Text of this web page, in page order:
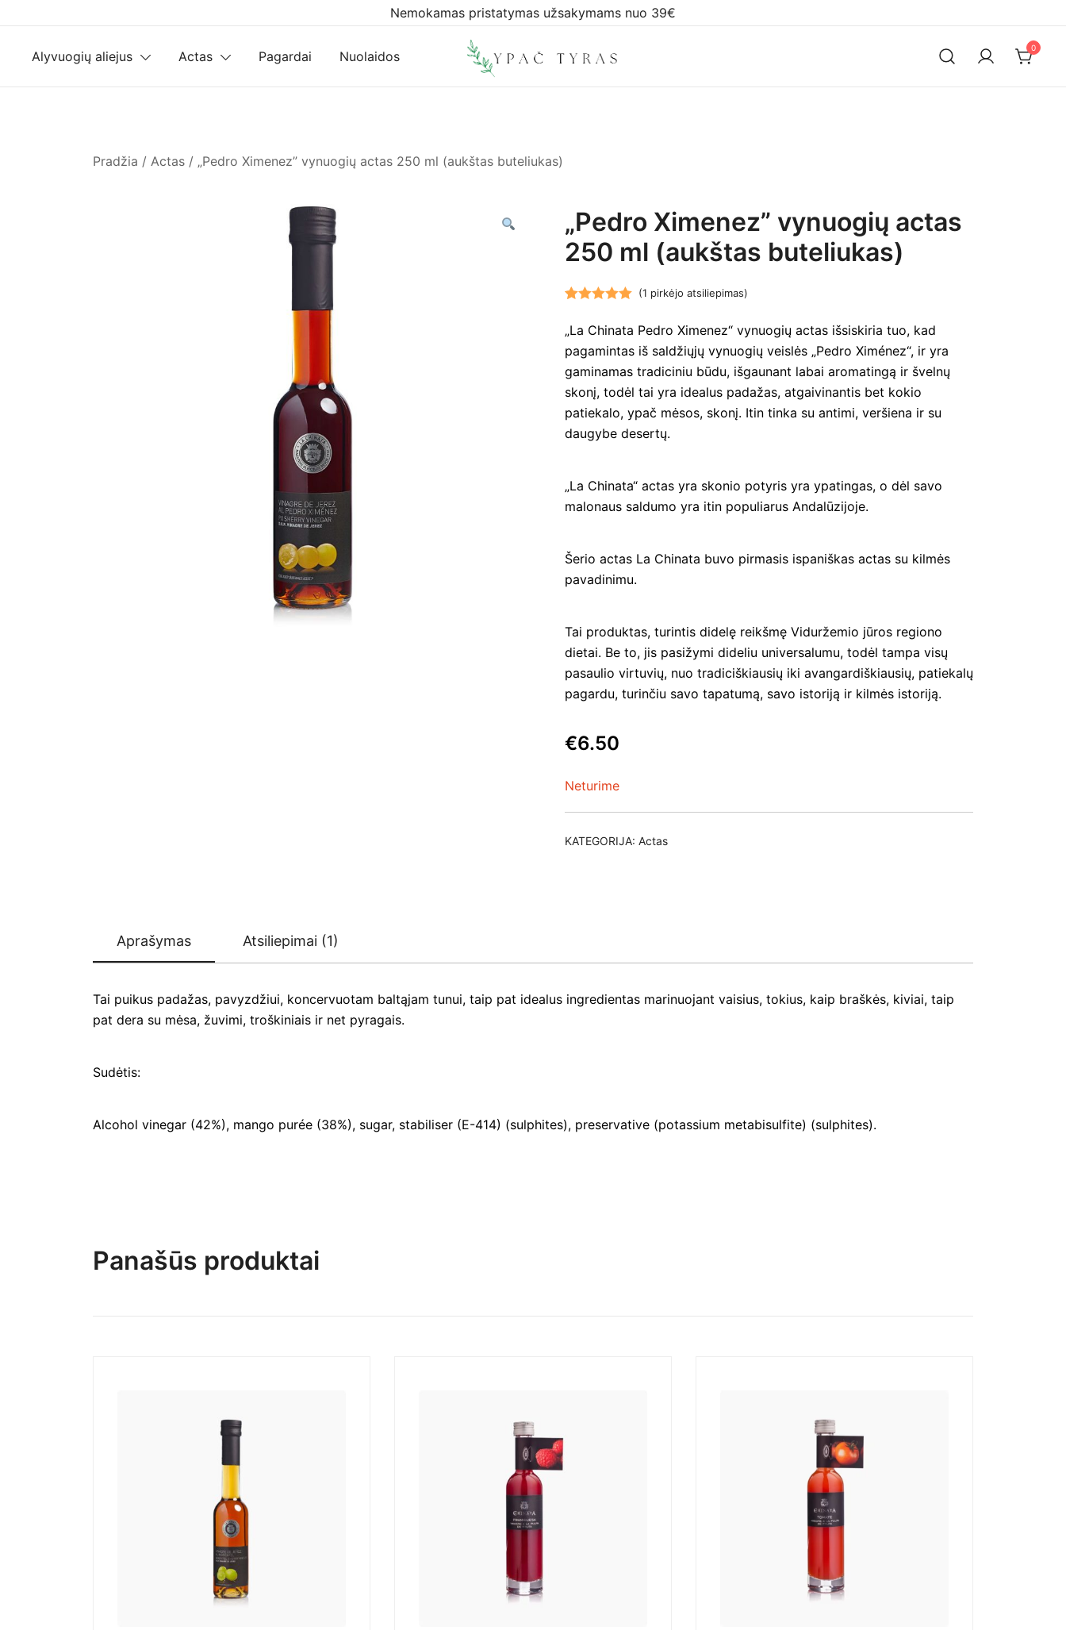
content
Nemokamas pristatymas užsakymams nuo 39€
Alyvuogių aliejus Actas Pagardai Nuolaidos
0
Pradžia / Actas / „Pedro Ximenez” vynuogių actas 250 ml (aukštas buteliukas)
„Pedro Ximenez” vynuogių actas
250 ml (aukštas buteliukas)
5.00 iš 5
(viso
įvertinimų:)
(1 pirkėjo atsiliepimas)
„La Chinata Pedro Ximenez“ vynuogių actas išsiskiria tuo, kad
pagamintas iš saldžiųjų vynuogių veislės „Pedro Ximénez“, ir yra
gaminamas tradiciniu būdu, išgaunant labai aromatingą ir švelnų
skonį, todėl tai yra idealus padažas, atgaivinantis bet kokio
patiekalo, ypač mėsos, skonį. Itin tinka su antimi, veršiena ir su
daugybe desertų.
„La Chinata“ actas yra skonio potyris yra ypatingas, o dėl savo
malonaus saldumo yra itin populiarus Andalūzijoje.
Šerio actas La Chinata buvo pirmasis ispaniškas actas su kilmės
pavadinimu.
Tai produktas, turintis didelę reikšmę Viduržemio jūros regiono
dietai. Be to, jis pasižymi dideliu universalumu, todėl tampa visų
pasaulio virtuvių, nuo tradiciškiausių iki avangardiškiausių, patiekalų
pagardu, turinčiu savo tapatumą, savo istoriją ir kilmės istoriją.
€6.50
Neturime
KATEGORIJA: Actas
Aprašymas Atsiliepimai (1)
Tai puikus padažas, pavyzdžiui, koncervuotam baltąjam tunui, taip pat idealus ingredientas marinuojant vaisius, tokius, kaip braškės, kiviai, taip
pat dera su mėsa, žuvimi, troškiniais ir net pyragais.
Sudėtis:
Alcohol vinegar (42%), mango purée (38%), sugar, stabiliser (E-414) (sulphites), preservative (potassium metabisulfite) (sulphites).
Panašūs produktai